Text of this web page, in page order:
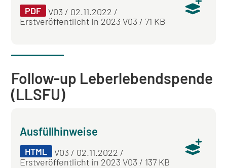
PDF
V03 / 02.11.2022 /
Erstveröffentlicht in 2023 V03 / 71 KB
Follow-up Leberlebendspende
(LLSFU)
Ausfüllhinweise
HTML
V03 / 02.11.2022 /
Erstveröffentlicht in 2023 V03 / 137 KB